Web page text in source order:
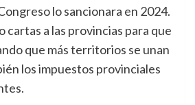
lo sancionara en 2024.
cartas a las provincias para que
que más territorios se unan
los impuestos provinciales